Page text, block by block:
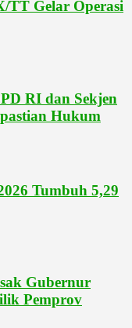
TT Gelar Operasi
RI dan Sekjen
Hukum
Tumbuh 5,29
Gubernur
Pemprov